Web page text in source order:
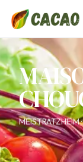
MEISTRATZHEIM